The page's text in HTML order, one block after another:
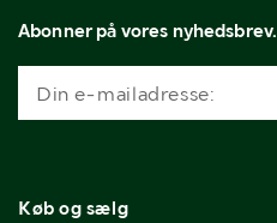
Abonner på vores nyhedsbrev.
Køb og sælg